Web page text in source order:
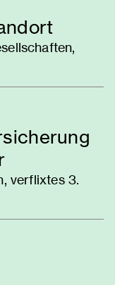
verflixtes 3.